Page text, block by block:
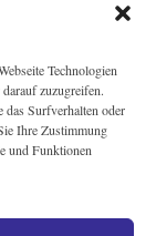
Technologien
zuzugreifen.
das Surfverhalten oder
Ihre Zustimmung
und Funktionen